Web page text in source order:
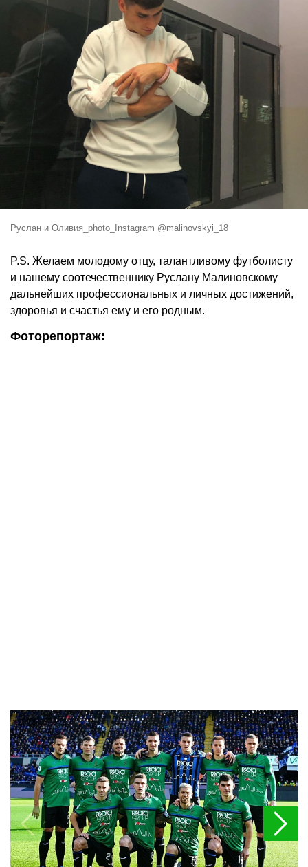
Руслан и Оливия_photo_Instagram @malinovskyi_18
P.S. Желаем молодому отцу, талантливому футболисту
и нашему соотечественнику Руслану Малиновскому
дальнейших профессиональных и личных достижений,
здоровья и счастья ему и его родным.
Фоторепортаж: